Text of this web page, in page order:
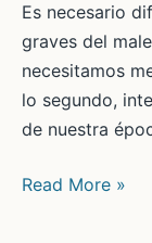
el
colectivo
LGTBI
Es necesario
graves del
necesitamos
lo segundo,
de nuestra
¿Y
Read More »